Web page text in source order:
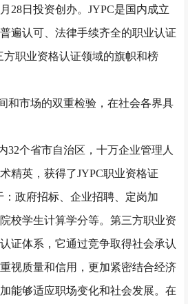
28日投资创办。JYPC是国内成立
遍认可、法律手续齐全的职业认证
方职业资格认证领域的旗帜和榜
和市场的双重检验，在社会各界具
32个省市自治区，十万企业管理人
精英，获得了JYPC职业资格证
：政府招标、企业招聘、定岗加
校学生计算学分等。第三方职业资
证体系，它通过竞争取得社会承认
视质量和信用，更加紧密结合经济
能够适应职场变化和社会发展。在